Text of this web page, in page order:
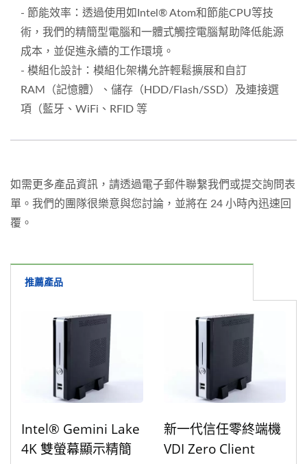
- 節能效率：透過使用如Intel® Atom和節能CPU等技
術，我們的精簡型電腦和一體式觸控電腦幫助降低能源
成本，並促進永續的工作環境。
- 模組化設計：模組化架構允許輕鬆擴展和自訂
RAM（記憶體）、儲存（HDD/Flash/SSD）及連接選
項（藍牙、WiFi、RFID 等
如需更多產品資訊，請透過電子郵件聯繫我們或提交詢問表
單。我們的團隊很樂意與您討論，並將在 24 小時內迅速回
覆。
推薦產品
Intel® Gemini Lake
4K 雙螢幕顯示精簡
新一代信任零終端機
VDI Zero Client